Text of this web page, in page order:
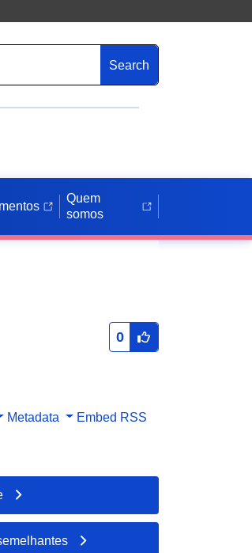
Search
Quem
somos
0
Metadata Embed RSS